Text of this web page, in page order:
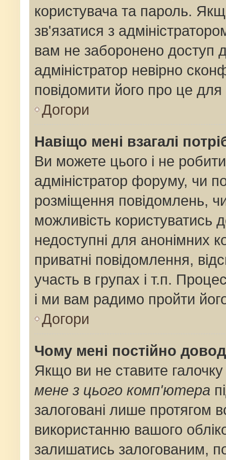
користувача та пароль.
зв'язатися з
вам не заборонено
адміністратор невірно
повідомити його про це
Догори
Навіщо мені взагалі
Ви можете цього і не
адміністратор форуму, чи
розміщення повідомлень,
можливість користуватись
недоступні для анонімних
приватні повідомлення,
участь в групах і т.п.
і ми вам радимо пройти
Догори
Чому мені постійно
Якщо ви не ставите
мене з цього комп'ютера
залоговані лише протягом
використанню вашого
залишатись залогованим,